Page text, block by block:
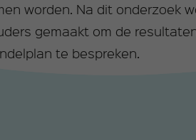
worden. Na dit onderzoek
gemaakt om de
te bespreken.